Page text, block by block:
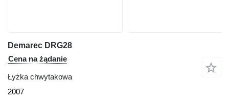
Demarec DRG28
Cena na żądanie
Łyżka chwytakowa
2007